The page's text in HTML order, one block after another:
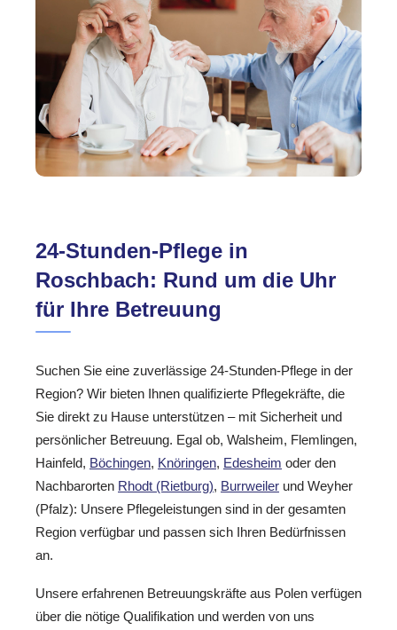
24-Stunden-Pflege in
Roschbach: Rund um die Uhr
für Ihre Betreuung
Suchen Sie eine zuverlässige 24-Stunden-Pflege in der
Region? Wir bieten Ihnen qualifizierte Pflegekräfte, die
Sie direkt zu Hause unterstützen – mit Sicherheit und
persönlicher Betreuung. Egal ob, Walsheim, Flemlingen,
Hainfeld, Böchingen, Knöringen, Edesheim oder den
Nachbarorten Rhodt (Rietburg), Burrweiler und Weyher
(Pfalz): Unsere Pflegeleistungen sind in der gesamten
Region verfügbar und passen sich Ihren Bedürfnissen
an.
Unsere erfahrenen Betreuungskräfte aus Polen verfügen
über die nötige Qualifikation und werden von uns